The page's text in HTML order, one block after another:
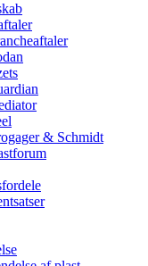
& Schmidt